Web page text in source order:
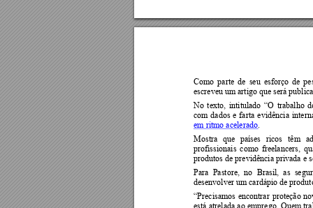
Como parte de seu esforço de
escreveu um artigo que será publica
No texto, intitulado “O trabalho
com dados e farta evidência
em ritmo acelerado.
Mostra que países ricos têm
profissionais como freelancers,
produtos de previdência privada e
Para Pastore, no Brasil, as se
desenvolver um cardápio de
“Precisamos encontrar proteção
está atrelada ao emprego. Quem